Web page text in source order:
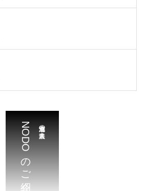
北海道江別市の農業法人
NODOのご紹介